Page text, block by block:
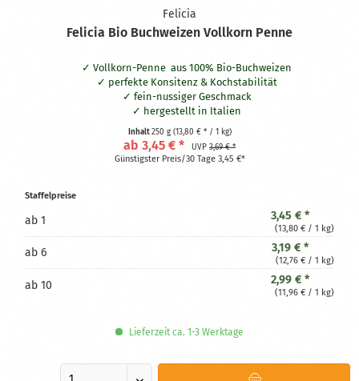
Felicia
Felicia Bio Buchweizen Vollkorn Penne
Vollkorn-Penne aus 100% Bio-Buchweizen
perfekte Konsitenz & Kochstabilität
fein-nussiger Geschmack
hergestellt in Italien
zertifiziert glutenfrei
Inhalt250 g (13,80 € * / 1 kg)
ab 3,45 € * UVP3,69 € *
Günstigster Preis/30 Tage 3,45 €*
Staffelpreise
ab 1 3,45 € *
(13,80 € / 1 kg)
ab 6 3,19 € *
(12,76 € / 1 kg)
ab 10 2,99 € *
(11,96 € / 1 kg)
Lieferzeit ca. 1-3 Werktage